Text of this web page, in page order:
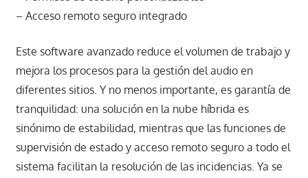
– Acceso remoto seguro integrado
Este software avanzado reduce el volumen de trabajo y
mejora los procesos para la gestión del audio en
diferentes sitios. Y no menos importante, es garantía de
tranquilidad: una solución en la nube híbrida es
sinónimo de estabilidad, mientras que las funciones de
supervisión de estado y acceso remoto seguro a todo el
sistema facilitan la resolución de las incidencias. Ya se